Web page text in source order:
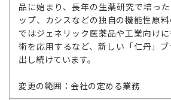
品に始まり、長年の生薬研究で培っ
ップ、カシスなどの独自の機能性原
ではジェネリック医薬品や工業向け
術を応用するなど、新しい「仁丹」
出し続けています。
変更の範囲：会社の定める業務